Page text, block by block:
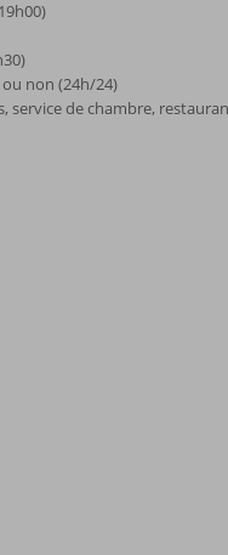
ou non (24h/24)
service de chambre,